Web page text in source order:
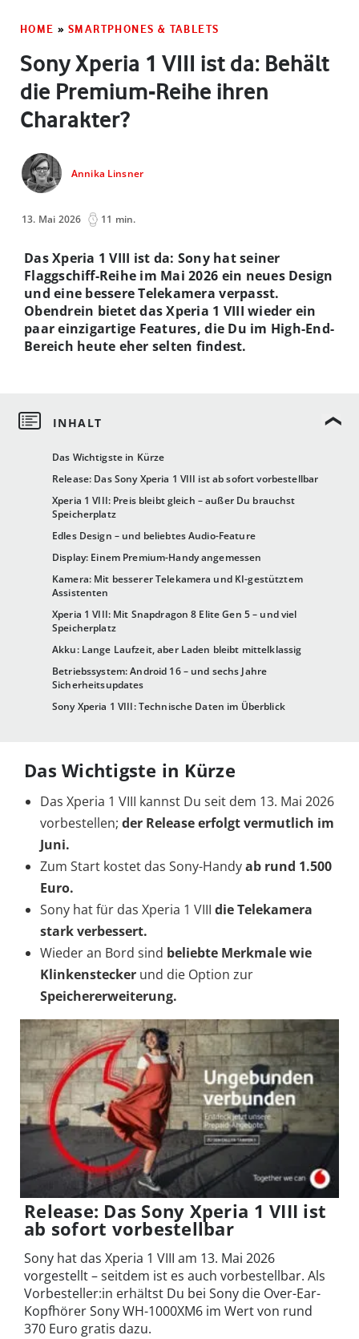
HOME » SMARTPHONES & TABLETS
Sony Xperia 1 VIII ist da: Behält
die Premium-Reihe ihren
Charakter?
Annika Linsner
13. Mai 2026 11 min.
Das Wichtigste in Kürze
Release: Das Sony Xperia 1 VIII ist ab sofort vorbestellbar
Xperia 1 VIII: Preis bleibt gleich – außer Du brauchst
Speicherplatz
Edles Design – und beliebtes Audio-Feature
Display: Einem Premium-Handy angemessen
Kamera: Mit besserer Telekamera und KI-gestütztem
Assistenten
Xperia 1 VIII: Mit Snapdragon 8 Elite Gen 5 – und viel
Speicherplatz
Akku: Lange Laufzeit, aber Laden bleibt mittelklassig
Betriebssystem: Android 16 – und sechs Jahre
Sicherheitsupdates
Sony Xperia 1 VIII: Technische Daten im Überblick
Das Xperia 1 VIII ist da: Sony hat seiner
Flaggschiff-Reihe im Mai 2026 ein neues Design
und eine bessere Telekamera verpasst.
Obendrein bietet das Xperia 1 VIII wieder ein
paar einzigartige Features, die Du im High-End-
Bereich heute eher selten findest.
Das Wichtigste in Kürze
Das Xperia 1 VIII kannst Du seit dem 13. Mai 2026
vorbestellen; der Release erfolgt vermutlich im
Juni.
Zum Start kostet das Sony-Handyab rund 1.500
Euro.
Sony hat für das Xperia 1 VIII die Telekamera
stark verbessert.
Wieder an Bord sind beliebte Merkmale wie
Klinkenstecker und die Option zur
Speichererweiterung.
Release: Das Sony Xperia 1 VIII ist
ab sofort vorbestellbar
Sony hat das Xperia 1 VIII am 13. Mai 2026
vorgestellt – seitdem ist es auch vorbestellbar. Als
Vorbesteller:in erhältst Du bei Sony die Over-Ear-
Kopfhörer Sony WH-1000XM6 im Wert von rund
370 Euro gratis dazu.